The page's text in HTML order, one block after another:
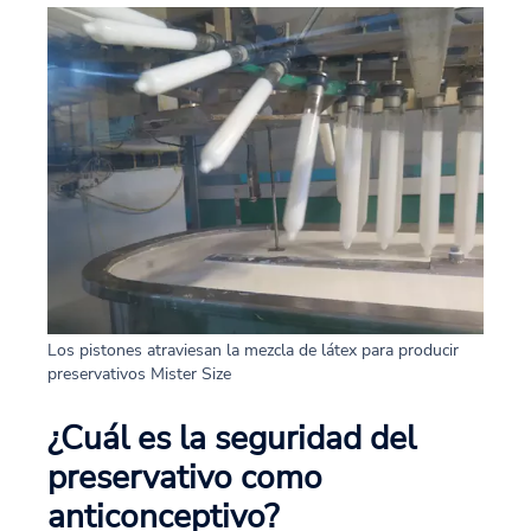
Los pistones atraviesan la mezcla de látex para producir
preservativos Mister Size
¿Cuál es la seguridad del
preservativo como
anticonceptivo?